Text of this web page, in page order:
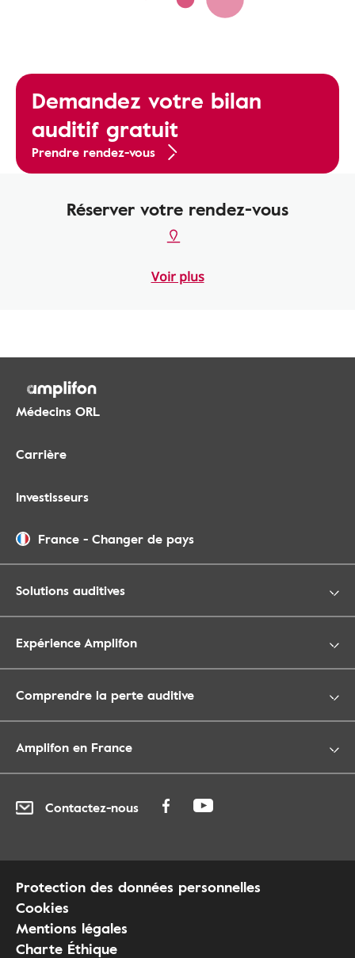
Demandez votre bilan
auditif gratuit
Prendre rendez-vous
Réserver votre rendez-vous
Voir plus
Médecins ORL
Carrière
Investisseurs
France - Changer de pays
Solutions auditives
Expérience Amplifon
Comprendre la perte auditive
Amplifon en France
Contactez-nous
Protection des données personnelles
Cookies
Mentions légales
Charte Éthique